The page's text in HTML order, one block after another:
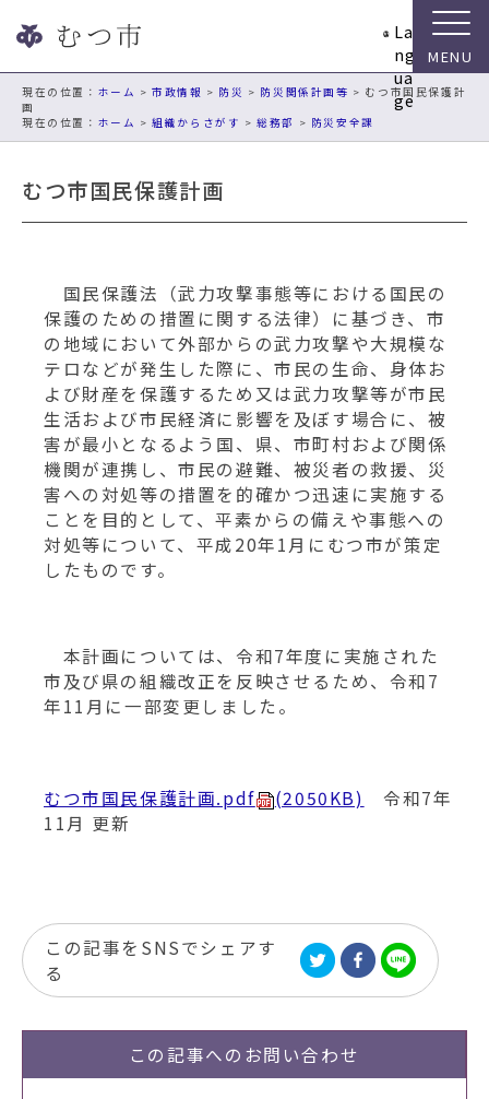
ビ
ョ
La
ng
ua
ge
現在の位置： ホーム >市政情報 > 防災 > 防災関係計画等 > むつ市国民保護計
画
ホーム >組織からさがす >総務部 > 防災安全課
むつ市国民保護計画
国民保護法（武力攻撃事態等における国民の
保護のための措置に関する法律）に基づき、市
の地域において外部からの武力攻撃や大規模な
テロなどが発生した際に、市民の生命、身体お
よび財産を保護するため又は武力攻撃等が市民
生活および市民経済に影響を及ぼす場合に、被
害が最小となるよう国、県、市町村および関係
機関が連携し、市民の避難、被災者の救援、災
害への対処等の措置を的確かつ迅速に実施する
ことを目的として、平素からの備えや事態への
対処等について、平成20年1月にむつ市が策定
したものです。
本計画については、令和7年度に実施された
市及び県の組織改正を反映させるため、令和7
年11月に一部変更しました。
むつ市国民保護計画.pdf (2050KB)
令和7年
11月 更新
この記事をSNSでシェアす
る
この記事への お問い合わせ